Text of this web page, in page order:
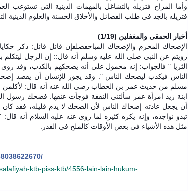
وأما المزاح فتزيله بالتشاغل بالمهمات الدينية التي
فتزيله بالجد في طلب الفضائل والأخلاق الحسنة والعلوم الدينية
أخبار الحمقى والمغفلين (1/19)
الإضحاك المحرم والإضحاك المباحفصلفإن قائل قائل: ذكر
رويتم عن النبي صلى الله عليه وسلم أنه قال:: إن الرجل ليتكلم
الثريا " فالجواب: إنه محمول على أنه يضحكهم بالكذب، وقد
الناس فيكذب ليضحك الناس ". وقد يجوز للإنسان أن يقصد
مسلم من حديث عمر بن الخطاب رضي الله عنه أنه قال: لأكلمن
ابنة زيد امرأة عمر سألتني النفقة فوجأت عنقها. فضحك رسول
أن يجعل عادته إضحاك الناس لأن الضحك لا يذم قليله، فقد
تبدو نواجذه، وإنه يكره كثيره لما روي عنه عليه السلام أنه
مثل هذه الأشياء في بعض الأوقات كالملح في القدر.
ktb-piss-ktb/4556-lain-lain-hukum-